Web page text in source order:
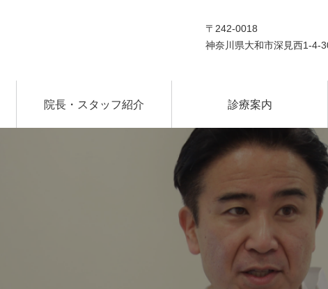
〒242-0018
神奈川県大和市深見西1-4-
院長・スタッフ紹介 診療案内